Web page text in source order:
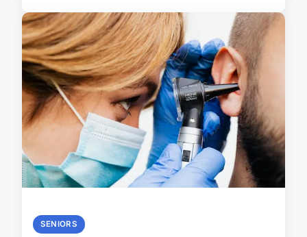
SENIORS